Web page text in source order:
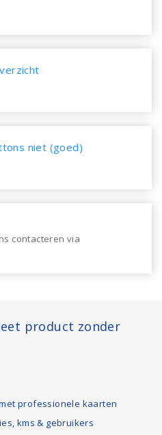
niet (goed)
contacteren via
product zonder
professionele kaarten
kms & gebruikers